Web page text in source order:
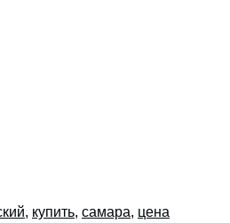
, купить, самара, цена